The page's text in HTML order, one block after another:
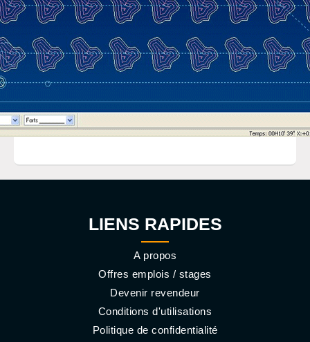
LIENS RAPIDES
A propos
Offres emplois / stages
Devenir revendeur
Conditions d'utilisations
Politique de confidentialité